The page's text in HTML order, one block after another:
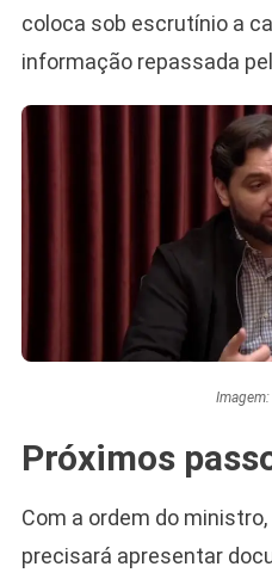
coloca sob escrutínio a
informação repassada
Próximos
Com a ordem do ministro,
precisará apresentar